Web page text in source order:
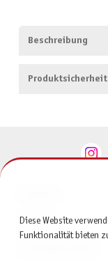
Beschreibung
Produktsicherheit
SERVICE
Diese Website
Funktionalität bieten